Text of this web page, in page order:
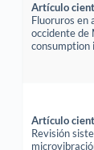
Artículo
Fluoruros en
occidente de
consumption
Artículo
Revisión